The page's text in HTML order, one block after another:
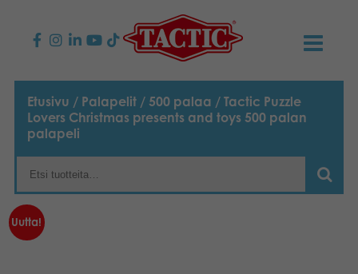
KAUPPA
Lasten pelit
Perhepelit
AJANKOHTAISTA
TACTIC
YHTEYSTIEDOT
Etusivu / Palapelit / 500 palaa / Tactic Puzzle
Lovers Christmas presents and toys 500 palan
palapeli
Uutta!